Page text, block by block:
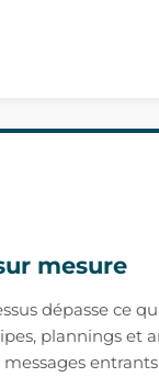
mesure
dépasse ce
plannings et